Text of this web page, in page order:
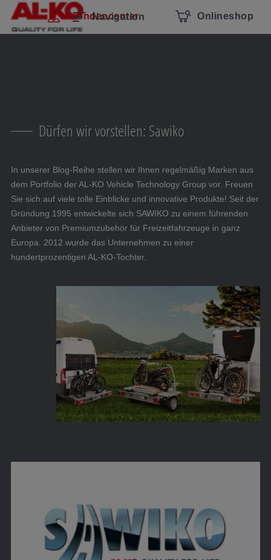
Navigation überspringen
Zum Hauptcontent
Zur Hauptnavigation springen
Inhaltsverzeichnis Navigation
Kundencenter Onlineshop
Dürfen wir vorstellen: Sawiko
In unserer Blog-Reihe stellen wir Ihnen regelmäßig Marken aus
dem Portfolio der AL-KO Vehicle Technology Group vor. Freuen
Sie sich auf viele tolle Einblicke und innovative Produkte! Seit der
Gründung 1995 entwickelte sich SAWIKO zu einem führenden
Anbieter von Premiumzubehör für Freizeitfahrzeuge in ganz
Europa. 2012 wurde das Unternehmen zu einer
hundertprozentigen AL-KO-Tochter.